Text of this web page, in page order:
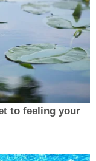
to feeling your